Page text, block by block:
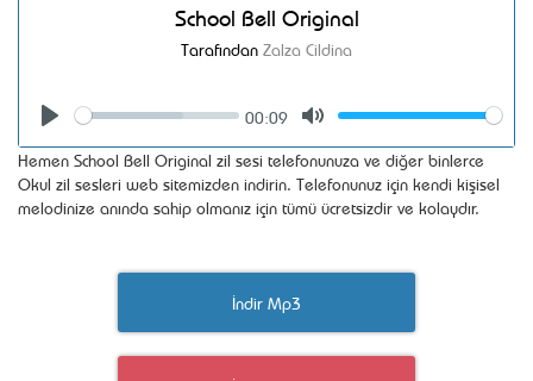
School Bell Original
Tarafından Zalza Cildina
Seek
00:09
Volume
Hemen School Bell Original zil sesi telefonunuza ve diğer binlerce
Okul zil sesleri web sitemizden indirin. Telefonunuz için kendi kişisel
melodinize anında sahip olmanız için tümü ücretsizdir ve kolaydır.
İndir Mp3